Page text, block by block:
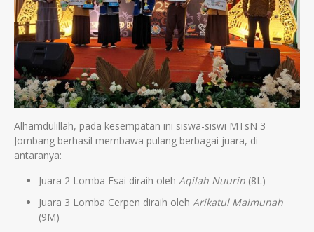
Alhamdulillah, pada kesempatan ini siswa-siswi MTsN 3
Jombang berhasil membawa pulang berbagai juara, di
antaranya:
Juara 2 Lomba Esai diraih oleh Aqilah Nuurin (8L)
Juara 3 Lomba Cerpen diraih oleh Arikatul Maimunah
(9M)